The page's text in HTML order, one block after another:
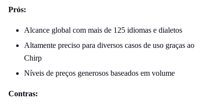
Prós:
Alcance global com mais de 125 idiomas e dialetos
Altamente preciso para diversos casos de uso graças ao
Chirp
Níveis de preços generosos baseados em volume
Contras: